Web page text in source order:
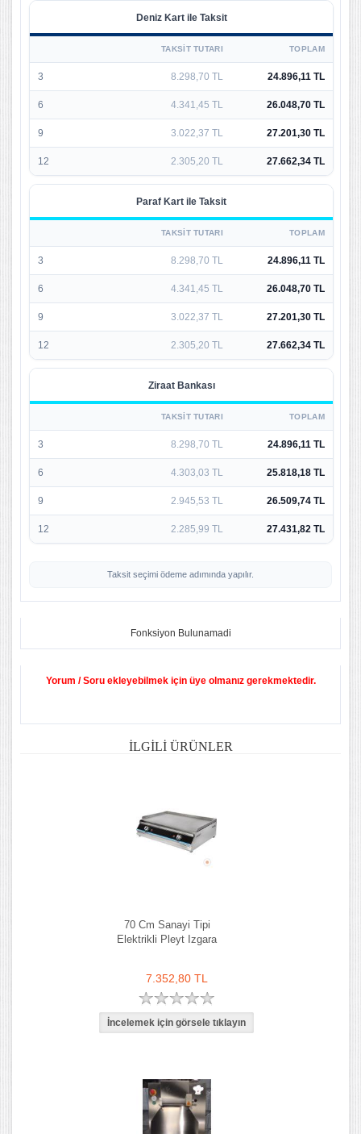
Deniz Kart ile Taksit
TAKSIT TUTARI TOPLAM
3 8.298,70 TL 24.896,11 TL
6 4.341,45 TL 26.048,70 TL
9 3.022,37 TL 27.201,30 TL
12 2.305,20 TL 27.662,34 TL
Paraf Kart ile Taksit
TAKSIT TUTARI TOPLAM
3 8.298,70 TL 24.896,11 TL
6 4.341,45 TL 26.048,70 TL
9 3.022,37 TL 27.201,30 TL
12 2.305,20 TL 27.662,34 TL
Ziraat Bankası
TAKSIT TUTARI TOPLAM
3 8.298,70 TL 24.896,11 TL
6 4.303,03 TL 25.818,18 TL
9 2.945,53 TL 26.509,74 TL
12 2.285,99 TL 27.431,82 TL
Taksit seçimi ödeme adımında yapılır.
Fonksiyon Bulunamadi
Yorum / Soru ekleyebilmek için üye olmanız gerekmektedir.
İLGILI ÜRÜNLER
70 Cm Sanayi Tipi
Elektrikli Pleyt Izgara
7.352,80 TL